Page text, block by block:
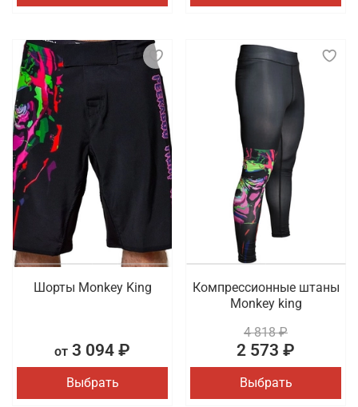
Шорты Monkey King
от 3 094 ₽
Выбрать
Компрессионные штаны
Monkey king
4 818 ₽
2 573 ₽
Выбрать